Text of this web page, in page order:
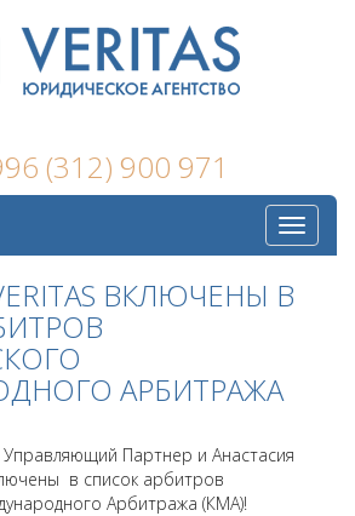
(312) 900 971
Toggle
ВКЛЮЧЕНЫ В
АРБИТРАЖА
Партнер и Анастасия
в список арбитров
Арбитража (КМА)!